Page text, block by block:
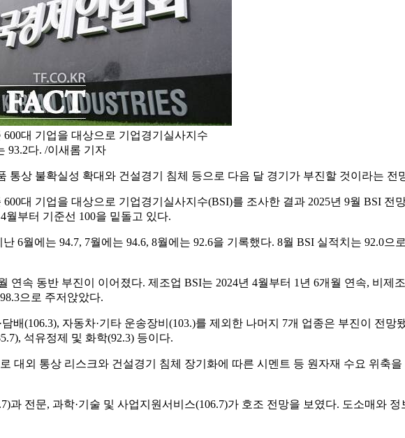
대 기업을 대상으로 기업경기실사지수
93.2다. /이새롬 기자
통상 불확실성 확대와 건설경기 침체 등으로 다음 달 경기가 부진할 것이라는 전
대 기업을 대상으로 기업경기실사지수(BSI)를 조사한 결과 2025년 9월 BSI 전
월부터 기준선 100을 밑돌고 있다.
6월에는 94.7, 7월에는 94.6, 8월에는 92.6을 기록했다. 8월 BSI 실적치는 92.0
연속 동반 부진이 이어졌다. 제조업 BSI는 2024년 4월부터 1년 6개월 연속, 비
으로 주저앉았다.
배(106.3), 자동차·기타 운송장비(103.)를 제외한 나머지 7개 업종은 부진이 전망
석유정제 및 화학(92.3) 등이다.
대외 통상 리스크와 건설경기 침체 장기화에 따른 시멘트 등 원자재 수요 위축
과 전문, 과학·기술 및 사업지원서비스(106.7)가 호조 전망을 보였다. 도소매와